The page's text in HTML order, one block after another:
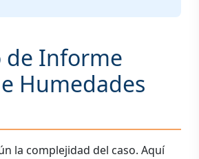
de Informe
Humedades
la complejidad del caso. Aquí